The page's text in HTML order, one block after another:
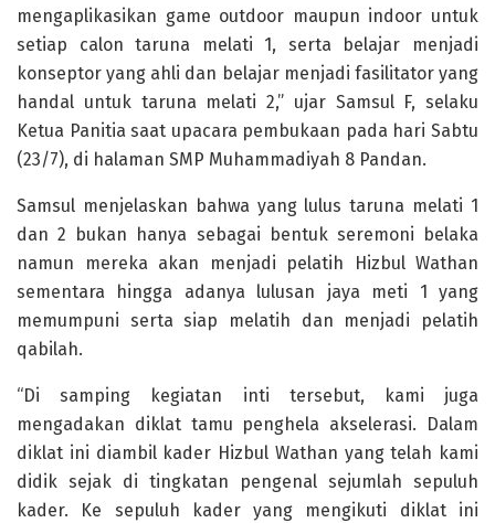
mengaplikasikan game outdoor maupun indoor untuk
setiap calon taruna melati 1, serta belajar menjadi
konseptor yang ahli dan belajar menjadi fasilitator yang
handal untuk taruna melati 2,” ujar Samsul F, selaku
Ketua Panitia saat upacara pembukaan pada hari Sabtu
(23/7), di halaman SMP Muhammadiyah 8 Pandan.
Samsul menjelaskan bahwa yang lulus taruna melati 1
dan 2 bukan hanya sebagai bentuk seremoni belaka
namun mereka akan menjadi pelatih Hizbul Wathan
sementara hingga adanya lulusan jaya meti 1 yang
memumpuni serta siap melatih dan menjadi pelatih
qabilah.
“Di samping kegiatan inti tersebut, kami juga
mengadakan diklat tamu penghela akselerasi. Dalam
diklat ini diambil kader Hizbul Wathan yang telah kami
didik sejak di tingkatan pengenal sejumlah sepuluh
kader. Ke sepuluh kader yang mengikuti diklat ini